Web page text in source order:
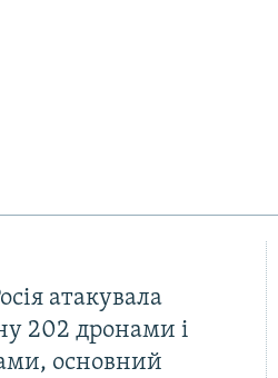
атакувала
202 дронами і
основний